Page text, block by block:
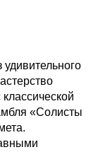
«Солисты